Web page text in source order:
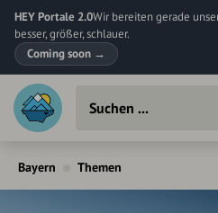
HEY Portale 2.0Wir bereiten gerade
besser, größer, schlauer.
Coming soon →
Bayern Themen